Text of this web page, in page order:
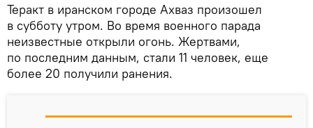
Теракт в иранском городе Ахваз произошел
в субботу утром. Во время военного парада
неизвестные открыли огонь. Жертвами,
по последним данным, стали 11 человек, еще
более 20 получили ранения.